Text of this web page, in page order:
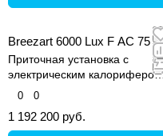
Breezart 6000 Lux F AC 75
Приточная установка с
электрическим калорифером
(AС) и водяным охладителем
0 0
1 192 200 руб.